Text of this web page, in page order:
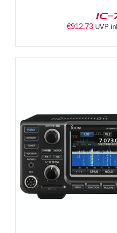
IC-
€912,73 UVP